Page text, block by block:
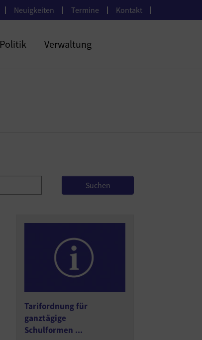
Neuigkeiten Termine Kontakt
Politik Verwaltung
Tarifordnung für
ganztägige
Schulformen ...